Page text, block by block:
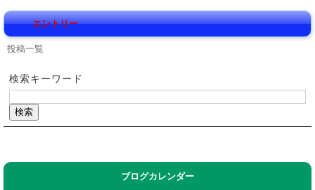
エントリー
投稿一覧
検索キーワード
ブログカレンダー